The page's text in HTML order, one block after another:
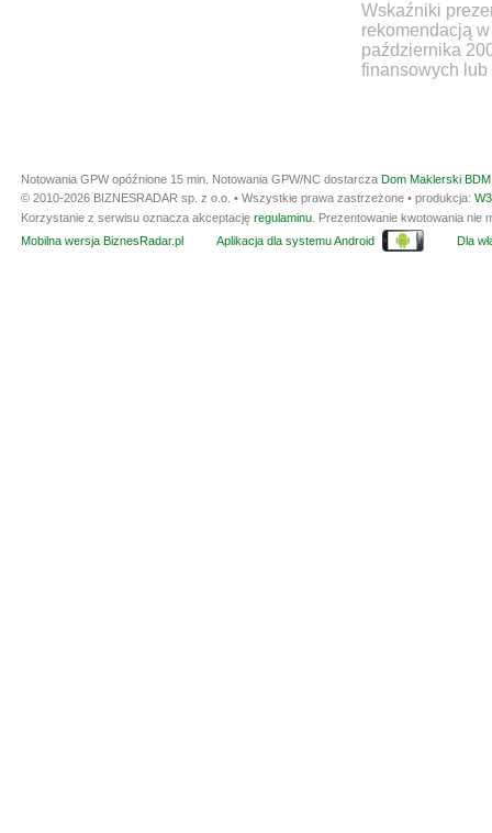
Wskaźniki
rekomendacją
października
finansowych lub
Notowania GPW opóźnione 15 min. Notowania GPW/NC dostarcza Dom Maklerski
© 2010-2026 BIZNESRADAR sp. z o.o. • Wszystkie prawa zastrzeżone • produkcja:
Korzystanie z serwisu oznacza akceptację regulaminu . Prezentowanie kwotowania
Mobilna wersja BiznesRadar.pl
Aplikacja dla systemu Android Dla